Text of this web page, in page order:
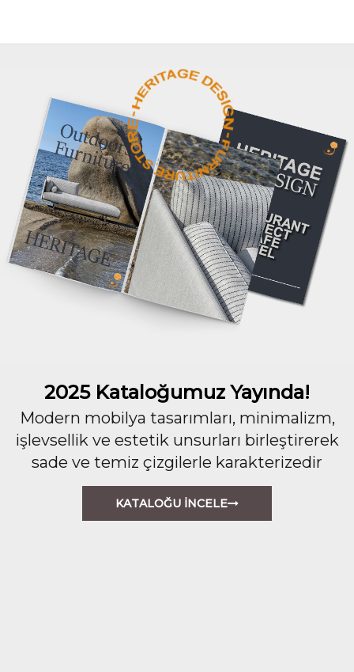
2025 Kataloğumuz Yayında!
Modern mobilya tasarımları, minimalizm,
işlevsellik ve estetik unsurları birleştirerek
sade ve temiz çizgilerle karakterizedir
KATALOĞU İNCELE